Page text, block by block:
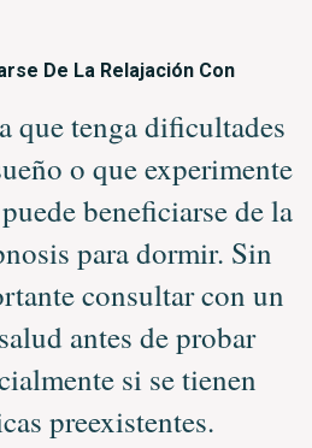
De La Relajación Con
que tenga dificultades
o que experimente
beneficiarse de la
para dormir. Sin
consultar con un
antes de probar
si se tienen
preexistentes.